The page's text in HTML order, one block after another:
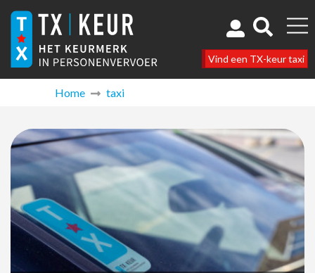
Vind een TX-keur taxi
Home taxi